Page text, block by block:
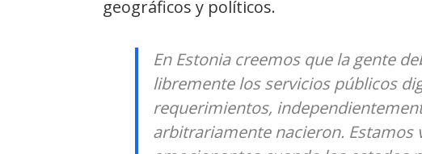
geográficos y políticos.
En Estonia creemos que la gente
libremente los servicios públicos
requerimientos,
arbitrariamente nacieron.